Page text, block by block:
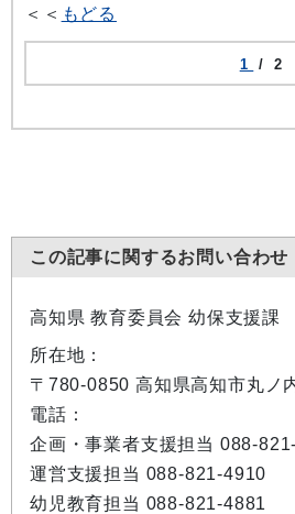
＜＜ もどる
1 / 2
この記事に関するお問い合わせ
高知県 教育委員会 幼保支援課
所在地：
〒780-0850 高知県高知市丸ノ
電話：
企画・事業者支援担当 088-
運営支援担当 088-821-4910
幼児教育担当 088-821-4881